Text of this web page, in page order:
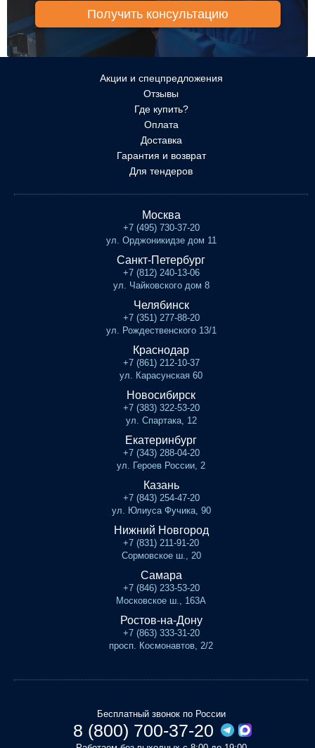
Акции и спецпредложения
Отзывы
Где купить?
Оплата
Доставка
Гарантия и возврат
Для тендеров
Москва
+7 (495) 730-37-20
ул. Орджоникидзе дом 11
Санкт-Петербург
+7 (812) 240-13-06
ул. Чайковского дом 8
Челябинск
+7 (351) 277-88-20
ул. Рождественского 13/1
Краснодар
+7 (861) 212-10-37
ул. Карасунская 60
Новосибирск
+7 (383) 322-53-20
ул. Спартака, 12
Екатеринбург
+7 (343) 288-04-20
ул. Героев России, 2
Казань
+7 (843) 254-47-20
ул. Юлиуса Фучика, 90
Нижний Новгород
+7 (831) 211-91-20
Сормовское ш., 20
Самара
+7 (846) 233-53-20
Московское ш., 163А
Ростов-на-Дону
+7 (863) 333-31-20
просп. Космонавтов, 2/2
Бесплатный звонок по России
8 (800) 700-37-20